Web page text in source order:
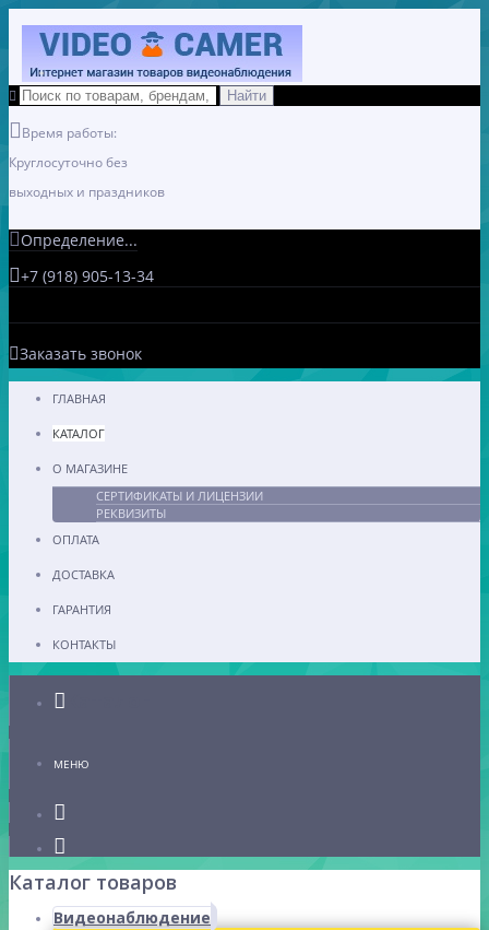
Время работы:
Круглосуточно без
выходных и праздников
Определение...
+7 (918) 905-13-34
Заказать звонок
ГЛАВНАЯ
КАТАЛОГ
О МАГАЗИНЕ
СЕРТИФИКАТЫ И ЛИЦЕНЗИИ
РЕКВИЗИТЫ
ОПЛАТА
ДОСТАВКА
ГАРАНТИЯ
КОНТАКТЫ
МЕНЮ
Каталог товаров
Видеонаблюдение